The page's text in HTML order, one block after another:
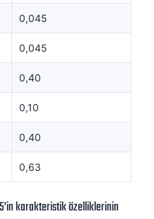
0,045
0,045
0,40
0,10
0,40
0,63
karakteristik özelliklerinin